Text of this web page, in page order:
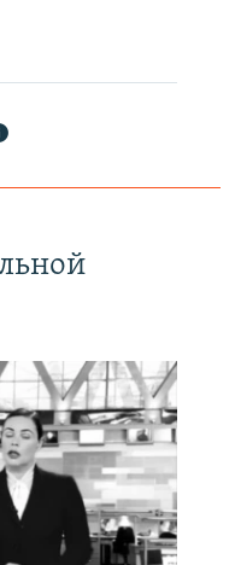
EMBED
available